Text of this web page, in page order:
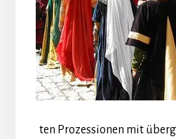
ten Prozessionen mit